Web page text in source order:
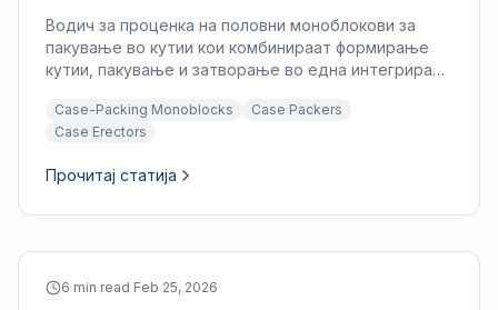
Водич за проценка на половни моноблокови за
пакување во кутии кои комбинираат формирање
кутии, пакување и затворање во една интегрирана
Case-Packing Monoblocks
Case Packers
Case Erectors
Прочитај статија
6 min read·Feb 25, 2026